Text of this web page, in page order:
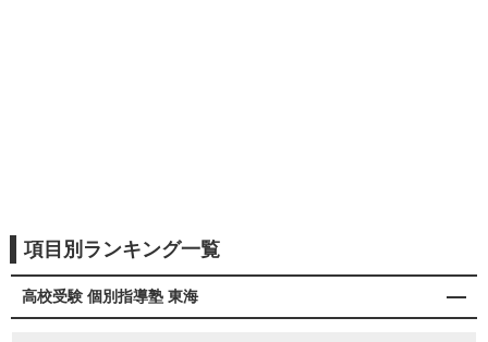
項目別ランキング一覧
高校受験 個別指導塾 東海